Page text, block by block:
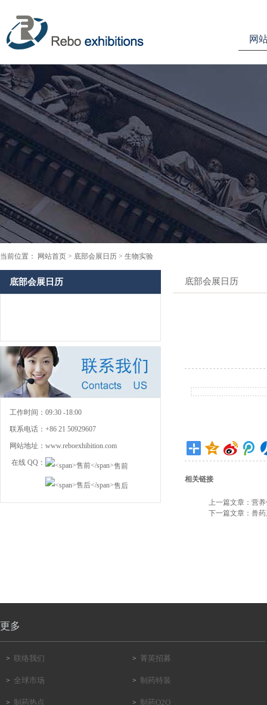
网
当前位置： 网站首页 > 底部会展日历 > 生物实验
底部会展日历
工作时间： 09:30 -18:00
联系电话： +86 21 50929607
网站地址： www.reboexhibition.com
在线 QQ：
售前
售后
底部会展日历
相关链接
上一篇文章： 营
下一篇文章： 兽
更多
> 联络我们 > 菁英招募
> 全球市场 > 制药特装
> 制药热点 > 制药O2O